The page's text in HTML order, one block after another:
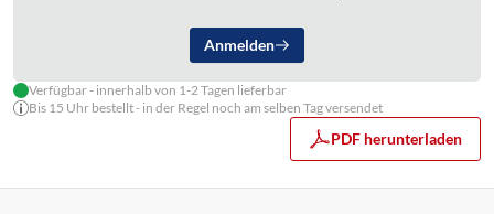
Anmelden
Verfügbar - innerhalb von 1-2 Tagen lieferbar
Bis 15 Uhr bestellt - in der Regel noch am selben Tag versendet
PDF herunterladen